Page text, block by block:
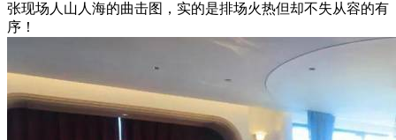
张现场人山人海的曲击图，实的是排场火热但却不失从容的有
序！